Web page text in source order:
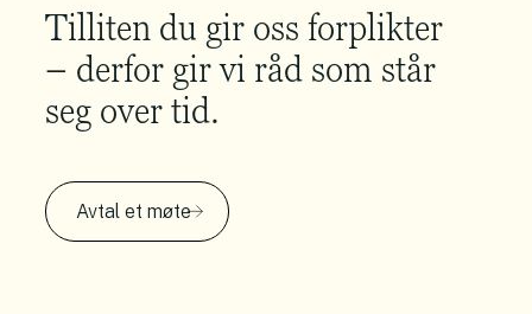
Tilliten du gir oss forplikter
– derfor gir vi råd som står
seg over tid.
Avtal et møte